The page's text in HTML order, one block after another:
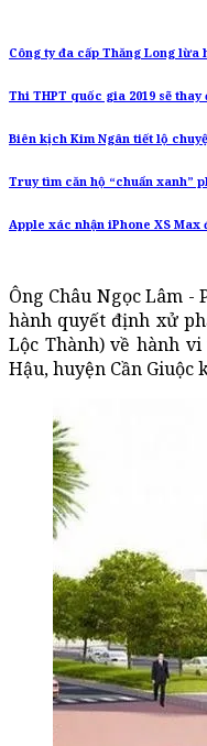
Công ty đa cấp Thăng Long lừa
Thi THPT quốc gia 2019 sẽ
Biên kịch Kim Ngân tiết lộ
Truy tìm căn hộ “chuẩn xanh”
Apple xác nhận iPhone XS
Ông Châu Ngọc Lâm
hành quyết định xử
Lộc Thành) về hành
Hậu, huyện Cần Giuộc